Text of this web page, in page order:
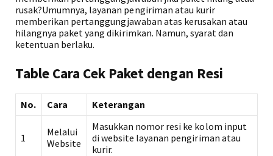
rusak?Umumnya, layanan pengiriman atau kurir
memberikan pertanggungjawaban atas kerusakan atau
hilangnya paket yang dikirimkan. Namun, syarat dan
ketentuan berlaku.
Table Cara Cek Paket dengan Resi
No. Cara Keterangan
1
Melalui
Website
Masukkan nomor resi ke kolom input
di website layanan pengiriman atau
kurir.